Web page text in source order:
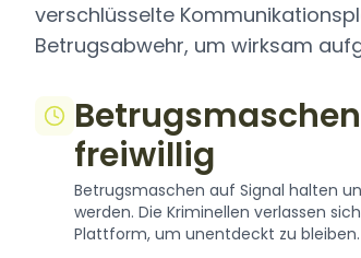
verschlüsselte
Betrugsabwehr, um wirksam
freiwillig
Betrugsmaschen auf Signal halten
werden. Die Kriminellen verlassen
Plattform, um unentdeckt zu bleiben.